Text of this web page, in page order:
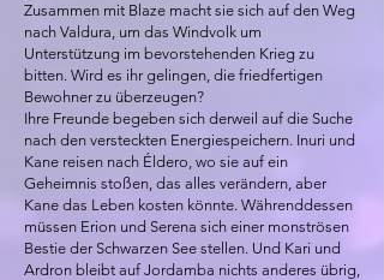
Zusammen mit Blaze macht sie sich auf den Weg
nach Valdura, um das Windvolk um
Unterstützung im bevorstehenden Krieg zu
bitten. Wird es ihr gelingen, die friedfertigen
Bewohner zu überzeugen?
Ihre Freunde begeben sich derweil auf die Suche
nach den versteckten Energiespeichern. Inuri und
Kane reisen nach Éldero, wo sie auf ein
Geheimnis stoßen, das alles verändern, aber
Kane das Leben kosten könnte. Währenddessen
müssen Erion und Serena sich einer monströsen
Bestie der Schwarzen See stellen. Und Kari und
Ardron bleibt auf Jordamba nichts anderes übrig,